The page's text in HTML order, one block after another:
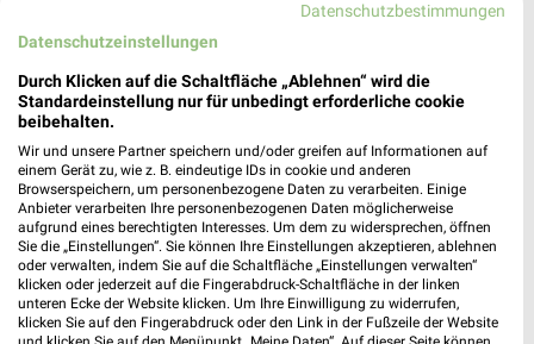
12,2 km
Segmüller Polstermöbelfabrik
Nicht mehr gültig Nicht mehr gültig
Polster Aktuell Polster Aktuell
Datenschutzbestimmungen
Datenschutzeinstellungen
Durch Klicken auf die Schaltfläche „Ablehnen“ wird die
Standardeinstellung nur für unbedingt erforderliche cookie
beibehalten.
Wir und unsere Partner speichern und/oder greifen auf Informationen auf
einem Gerät zu, wie z. B. eindeutige IDs in cookie und anderen
Browserspeichern, um personenbezogene Daten zu verarbeiten. Einige
Anbieter verarbeiten Ihre personenbezogenen Daten möglicherweise
aufgrund eines berechtigten Interesses. Um dem zu widersprechen, öffnen
Sie die „Einstellungen“. Sie können Ihre Einstellungen akzeptieren, ablehnen
oder verwalten, indem Sie auf die Schaltfläche „Einstellungen verwalten“
klicken oder jederzeit auf die Fingerabdruck-Schaltfläche in der linken
unteren Ecke der Website klicken. Um Ihre Einwilligung zu widerrufen,
klicken Sie auf den Fingerabdruck oder den Link in der Fußzeile der Website